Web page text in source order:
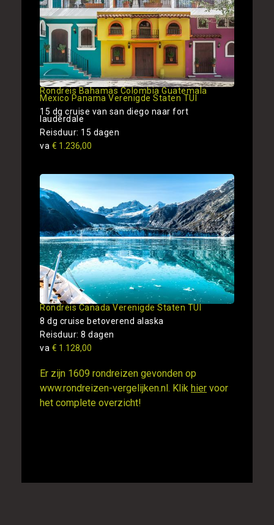
Rondreis Bahamas Colombia Guatemala
Mexico Panama Verenigde Staten TUI
15 dg cruise van san diego naar fort
lauderdale
Reisduur: 15 dagen
va € 1.236,00
Rondreis Canada Verenigde Staten TUI
8 dg cruise betoverend alaska
Reisduur: 8 dagen
va € 1.128,00
Er zijn 1609 rondreizen gevonden op
www.rondreizen-vergelijken.nl. Klik hier voor
het complete overzicht!